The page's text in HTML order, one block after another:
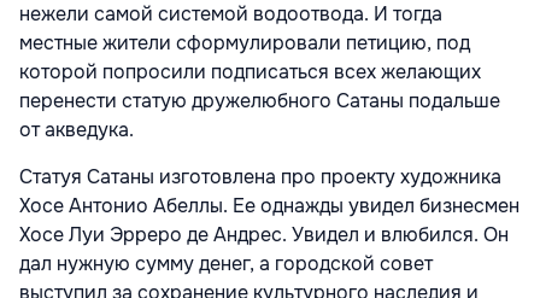
нежели самой системой водоотвода. И тогда
местные жители сформулировали петицию, под
которой попросили подписаться всех желающих
перенести статую дружелюбного Сатаны подальше
от акведука.
Статуя Сатаны изготовлена про проекту художника
Хосе Антонио Абеллы. Ее однажды увидел бизнесмен
Хосе Луи Эрреро де Андрес. Увидел и влюбился. Он
дал нужную сумму денег, а городской совет
выступил за сохранение культурного наследия и